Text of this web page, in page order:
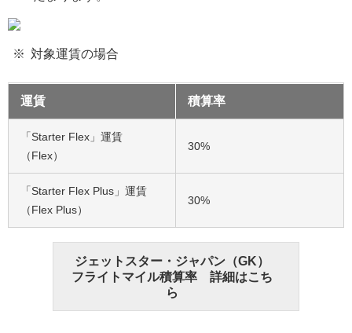
対象運賃の場合
運賃 積算率
「Starter Flex」運賃
（Flex）
30%
「Starter Flex Plus」運賃
（Flex Plus）
30%
ジェットスター・ジャパン（GK）
フライトマイル積算率 詳細はこち
ら